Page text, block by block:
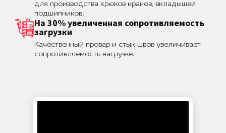
для производства крюков кранов, вкладышей
подшипников.
На 30% увеличенная сопротивляемость
загрузки
Качественный провар и стык швов увеличивает
сопротивляемость нагрузке.